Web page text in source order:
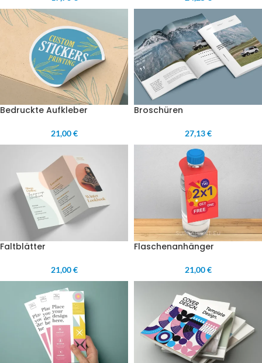
Bedruckte Aufkleber
21,00 €
Broschüren
27,13 €
Faltblätter
21,00 €
Flaschenanhänger
21,00 €